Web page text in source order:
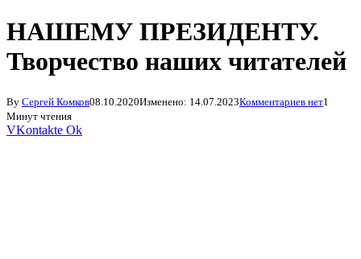
НАШЕМУ ПРЕЗИДЕНТУ.
Творчество наших читателей
By Сергей Комков08.10.2020Изменено: 14.07.2023Комментариев нет1
Минут чтения
VKontakte Ok